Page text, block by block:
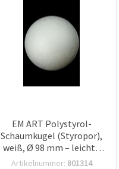
EM ART Polystyrol-
Schaumkugel (Styropor),
weiß, Ø 98 mm – leichte
Bastelkugel für DIY-
Artikelnummer: 801314